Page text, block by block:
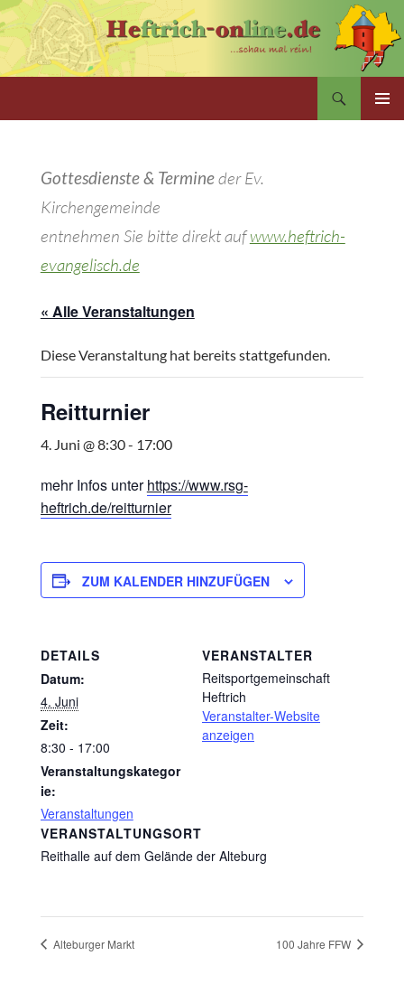
Zum
Inhalt
springen
Gottesdienste & Termineder Ev.
Kirchengemeinde
entnehmen Sie bitte direkt aufwww.heftrich-
evangelisch.de
« Alle Veranstaltungen
Diese Veranstaltung hat bereits stattgefunden.
Reitturnier
4. Juni @ 8:30- 17:00
mehr Infos unterhttps://www.rsg-
heftrich.de/reitturnier
ZUM KALENDER HINZUFÜGEN
DETAILS
Datum:
4. Juni
Zeit:
8:30 - 17:00
Veranstaltungskategor
ie:
Veranstaltungen
VERANSTALTUNGSORT
Reithalle auf dem Gelände der Alteburg
VERANSTALTER
Reitsportgemeinschaft
Heftrich
Veranstalter-Website
anzeigen
Alteburger Markt 100 Jahre FFW